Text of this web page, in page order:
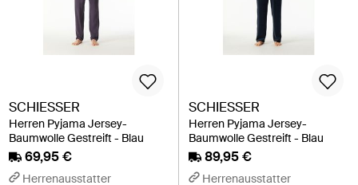
SCHIESSER
Herren Pyjama Jersey-
Baumwolle Gestreift - Blau
69,95 €
Herrenausstatter
SCHIESSER
Herren Pyjama Jersey-
Baumwolle Gestreift - Blau
89,95 €
Herrenausstatter